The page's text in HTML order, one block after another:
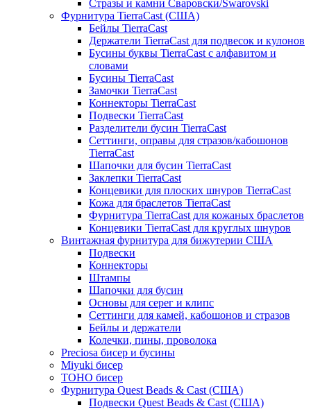
Стразы и камни Сваровски/Swarovski
Фурнитура TierraCast (США)
Бейлы TierraCast
Держатели TierraCast для подвесок и кулонов
Бусины буквы TierraCast с алфавитом и
словами
Бусины TierraCast
Замочки TierraCast
Коннекторы TierraCast
Подвески TierraCast
Разделители бусин TierraCast
Сеттинги, оправы для стразов/кабошонов
TierraCast
Шапочки для бусин TierraCast
Заклепки TierraCast
Концевики для плоских шнуров TierraCast
Кожа для браслетов TierraCast
Фурнитура TierraCast для кожаных браслетов
Концевики TierraCast для круглых шнуров
Винтажная фурнитура для бижутерии США
Подвески
Коннекторы
Штампы
Шапочки для бусин
Основы для серег и клипс
Сеттинги для камей, кабошонов и стразов
Бейлы и держатели
Колечки, пины, проволока
Preciosa бисер и бусины
Miyuki бисер
TOHO бисер
Фурнитура Quest Beads & Cast (США)
Подвески Quest Beads & Cast (США)